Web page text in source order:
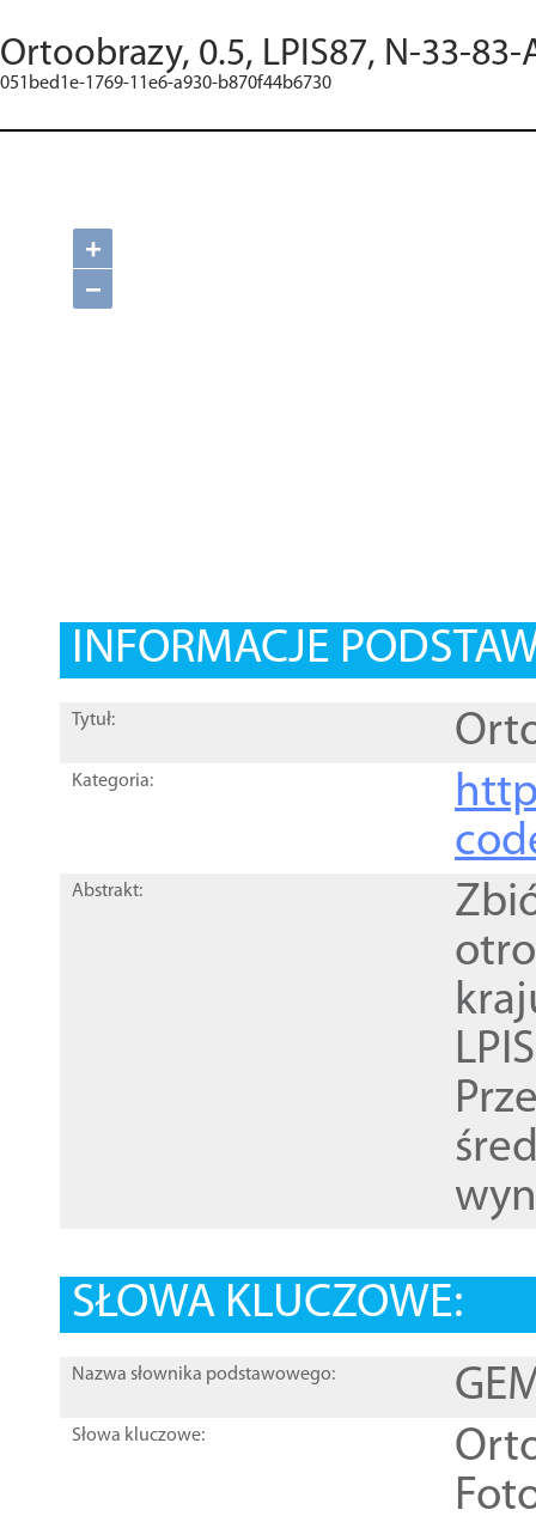
Ortoobrazy, 0.5, LPIS87, N-33-
051bed1e-1769-11e6-a930-b870f44b6730
+
−
INFORMACJE
Tytuł:
Kategoria:
Abstrakt:
SŁOWA KLUCZOWE:
Nazwa słownika podstawowego:
Słowa kluczowe: